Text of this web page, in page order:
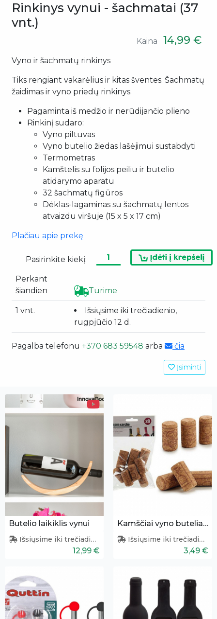
Rinkinys vynui - šachmatai (37
vnt.)
Kaina 14,99 €
Vyno ir šachmatų rinkinys
Tiks rengiant vakarėlius ir kitas šventes. Šachmatų
žaidimas ir vyno priedų rinkinys.
Pagaminta iš medžio ir nerūdijančio plieno
Rinkinį sudaro:
Vyno piltuvas
Vyno butelio žiedas lašėjimui sustabdyti
Termometras
Kamštelis su folijos peiliu ir butelio
atidarymo aparatu
32 šachmatų figūros
Dėklas-lagaminas su šachmatų lentos
atvaizdu viršuje (15 x 5 x 17 cm)
Plačiau apie prekę
Pasirinkite kiekį:
Perkant
šiandien
Turime
1 vnt.
Išsiųsime iki trečiadienio,
rugpjūčio 12 d.
Pagalba telefonu +370 683 59548 arba čia
Įsiminti
Butelio laikiklis vynui
Išsiųsime iki trečiadienio
12,99 €
Kamščiai vyno buteliams 9 vnt.
Išsiųsime iki trečiadienio
3,49 €